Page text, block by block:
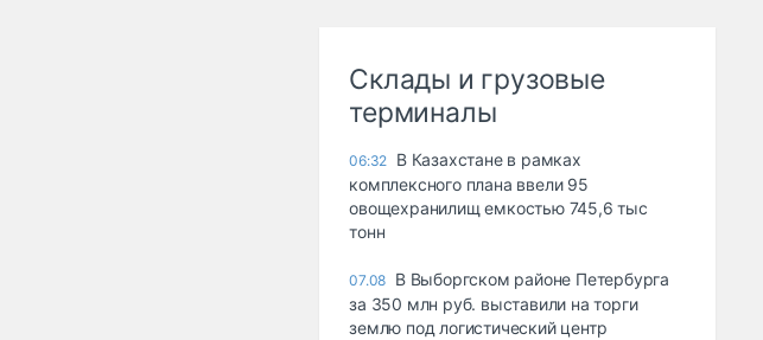
Склады и грузовые
терминалы
06:32 В Казахстане в рамках
комплексного плана ввели 95
овощехранилищ емкостью 745,6 тыс
тонн
07.08 В Выборгском районе Петербурга
за 350 млн руб. выставили на торги
землю под логистический центр